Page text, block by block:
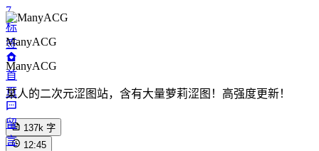
7
标
签
首
页
留
言
ManyACG
ManyACG
某人的二次元涩图站，含有大量萝莉涩图！高强度更新！
137k 字
12:45